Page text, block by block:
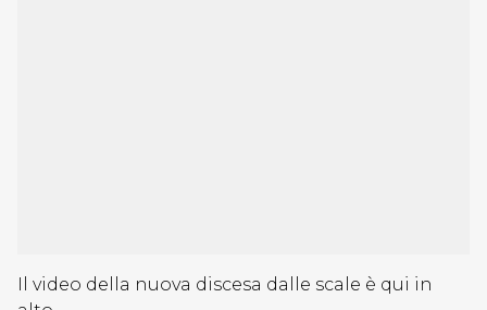
Il video della nuova discesa dalle scale è qui in